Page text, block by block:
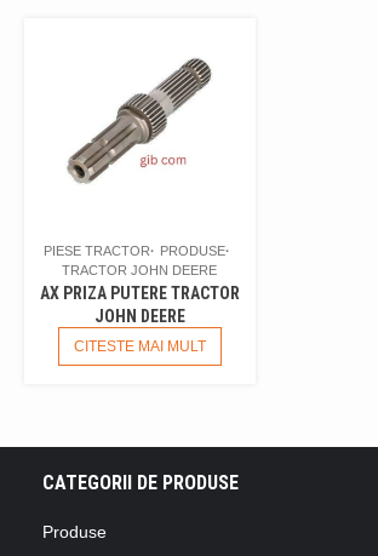
PIESE TRACTOR
PRODUSE
TRACTOR JOHN DEERE
AX PRIZA PUTERE TRACTOR
JOHN DEERE
CITESTE MAI MULT
CATEGORII DE PRODUSE
Produse